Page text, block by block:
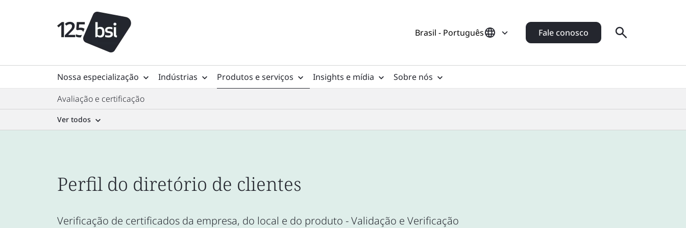
Brasil - Português Fale conosco
Nossa especialização Indústrias Produtos e serviços Insights e mídia
Sobre nós
Avaliação e certificação
Ver todos
Perfil do diretório de clientes
Verificação de certificados da empresa, do local e do produto - Validação e Verificação